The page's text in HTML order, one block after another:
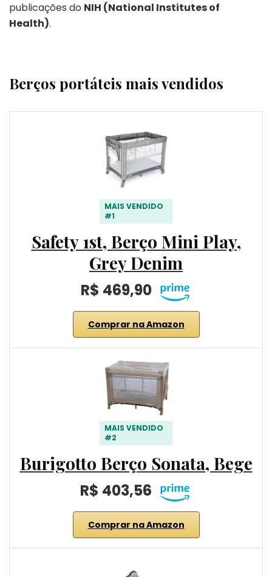
publicações do NIH (National Institutes of
Health).
Berços portáteis mais vendidos
MAIS VENDIDO
#1
Safety 1st, Berço Mini Play,
Grey Denim
R$ 469,90
Comprar na Amazon
MAIS VENDIDO
#2
Burigotto Berço Sonata, Bege
R$ 403,56
Comprar na Amazon